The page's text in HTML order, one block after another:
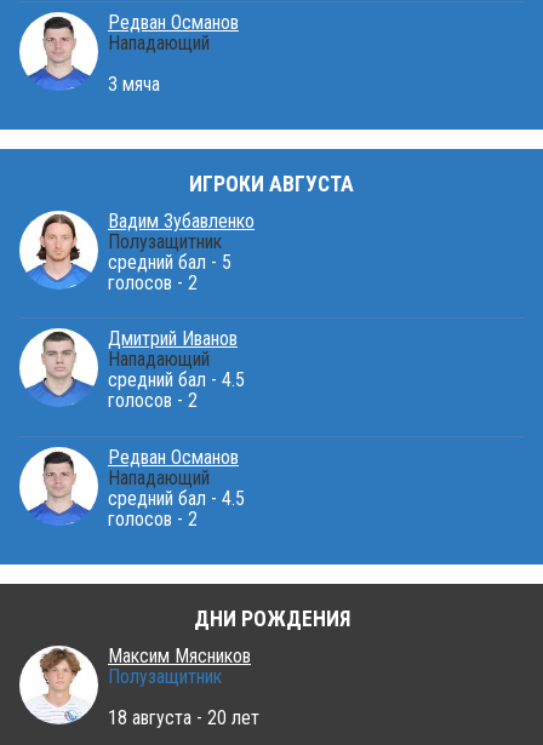
Редван Османов
Нападающий
3 мяча
ИГРОКИ АВГУСТА
Вадим Зубавленко
Полузащитник
средний бал - 5
голосов - 2
Дмитрий Иванов
Нападающий
средний бал - 4.5
голосов - 2
Редван Османов
Нападающий
средний бал - 4.5
голосов - 2
ДНИ РОЖДЕНИЯ
Максим Мясников
Полузащитник
18 августа - 20 лет